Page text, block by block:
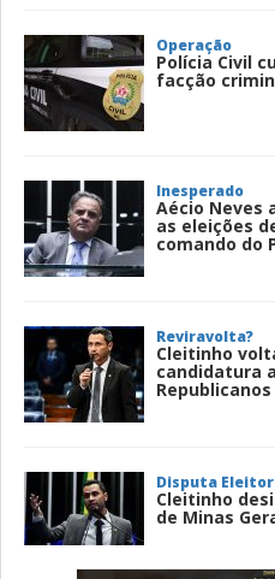
Operação
Polícia Civil
facção
Inesperado
Aécio Neves
as eleições
comando do
Reviravolta?
Cleitinho
candidatura
Disputa
Cleitinho
de Minas